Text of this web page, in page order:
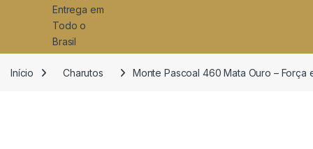
Início Charutos Monte Pascoal 460 Mata Ouro – Força